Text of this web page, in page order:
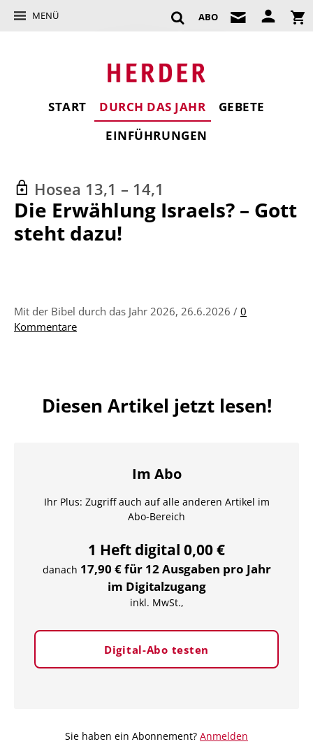
MENÜ ABO
START DURCH DAS JAHR
GEBETE
EINFÜHRUNGEN
Hosea 13,1 – 14,1
:
Die Erwählung Israels? – Gott
steht dazu!
Mit der Bibel durch das Jahr 2026, 26.6.2026 / 0
Kommentare
Diesen Artikel jetzt lesen!
Im Abo
Ihr Plus: Zugriff auch auf alle anderen Artikel im
Abo-Bereich
1 Heft digital 0,00 €
danach 17,90 € für 12 Ausgaben pro Jahr
im Digitalzugang
inkl. MwSt.,
Digital-Abo testen
Sie haben ein Abonnement? Anmelden